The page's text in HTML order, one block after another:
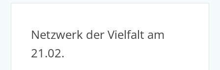
Netzwerk der Vielfalt am
21.02.